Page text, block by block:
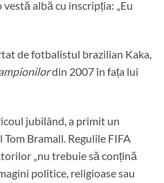
albă cu inscripția: „Eu
de fotbalistul brazilian Kaka,
din 2007 în fața lui
jubilând, a primit un
Bramall. Regulile FIFA
„nu trebuie să conțină
politice, religioase sau